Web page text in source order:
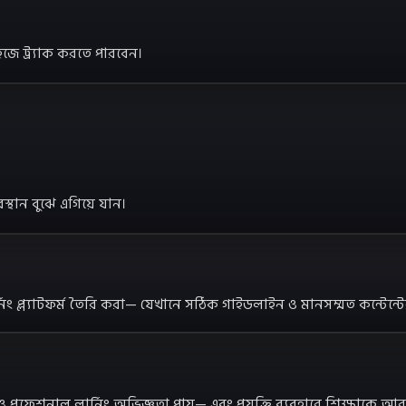
ট্র্যাক করতে পারবেন।
বুঝে এগিয়ে যান।
তৈরি করা— যেখানে সঠিক গাইডলাইন ও মানসম্মত